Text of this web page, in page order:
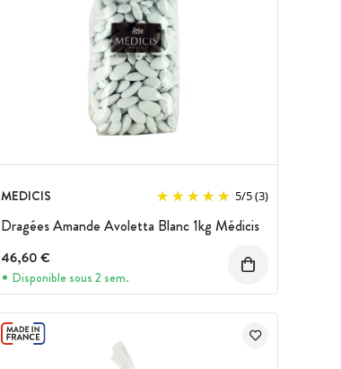
MEDICIS 5/5(3)
Dragées Amande Avoletta Blanc 1kg Médicis
46,60 €
Disponible sous 2 sem.